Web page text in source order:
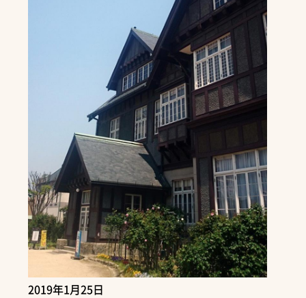
2019年1月25日